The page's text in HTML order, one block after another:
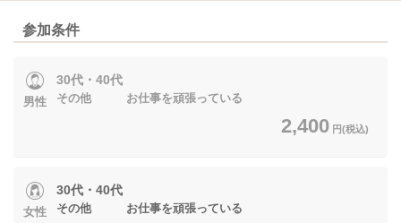
参加条件
男性
30代・40代
その他 お仕事を頑張っている
2,400 円(税込)
女性
30代・40代
その他 お仕事を頑張っている